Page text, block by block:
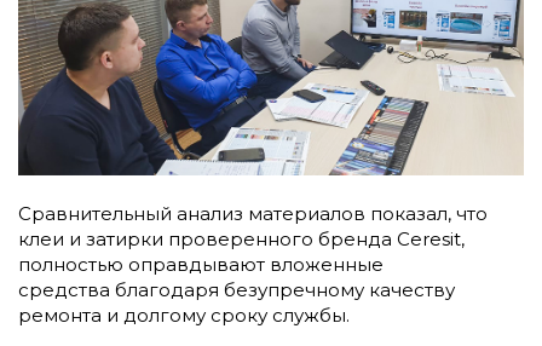
Сравнительный анализ материалов показал, что
клеи и затирки проверенного бренда Ceresit,
полностью оправдывают вложенные
средства благодаря безупречному качеству
ремонта и долгому сроку службы.